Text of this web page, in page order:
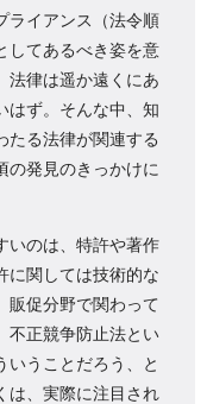
ライアンス（法令順
してあるべき姿を意
法律は遥か遠くにあ
はず。そんな中、知
たる法律が関連する
の発見のきっかけに
いのは、特許や著作
に関しては技術的な
販促分野で関わって
不正競争防止法とい
いうことだろう、と
は、実際に注目され